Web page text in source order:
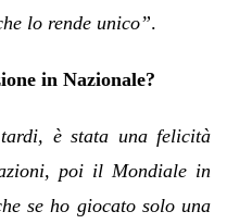
lo rende unico”.
in Nazionale?
è stata una felicità
poi il Mondiale in
se ho giocato solo una